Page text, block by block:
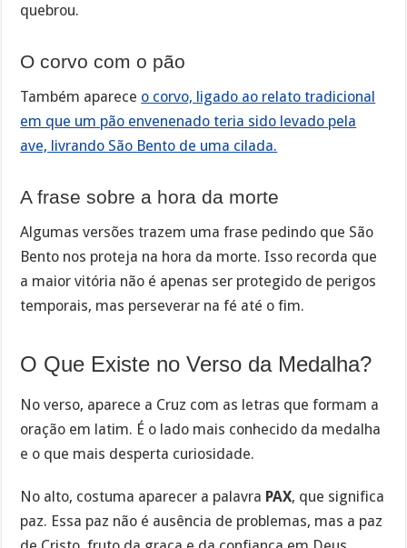
quebrou.
O corvo com o pão
Também aparece o corvo, ligado ao relato tradicional
em que um pão envenenado teria sido levado pela
ave, livrando São Bento de uma cilada.
A frase sobre a hora da morte
Algumas versões trazem uma frase pedindo que São
Bento nos proteja na hora da morte. Isso recorda que
a maior vitória não é apenas ser protegido de perigos
temporais, mas perseverar na fé até o fim.
O Que Existe no Verso da Medalha?
No verso, aparece a Cruz com as letras que formam a
oração em latim. É o lado mais conhecido da medalha
e o que mais desperta curiosidade.
No alto, costuma aparecer a palavra PAX, que significa
paz. Essa paz não é ausência de problemas, mas a paz